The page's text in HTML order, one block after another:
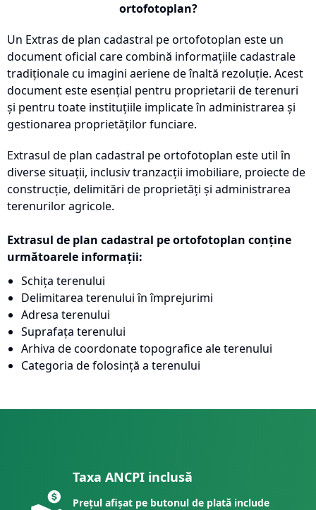
ortofotoplan?
Un Extras de plan cadastral pe ortofotoplan este un
document oficial care combină informațiile cadastrale
tradiționale cu imagini aeriene de înaltă rezoluție. Acest
document este esențial pentru proprietarii de terenuri
și pentru toate instituțiile implicate în administrarea și
gestionarea proprietăților funciare.
Extrasul de plan cadastral pe ortofotoplan este util în
diverse situații, inclusiv tranzacții imobiliare, proiecte de
construcție, delimitări de proprietăți și administrarea
terenurilor agricole.
Extrasul de plan cadastral pe ortofotoplan conține
următoarele informații:
Schița terenului
Delimitarea terenului în împrejurimi
Adresa terenului
Suprafața terenului
Arhiva de coordonate topografice ale terenului
Categoria de folosință a terenului
Taxa ANCPI inclusă
Prețul afișat pe butonul de plată include